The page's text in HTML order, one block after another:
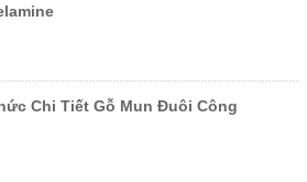
Chi Tiết Gỗ Mun Đuôi Công